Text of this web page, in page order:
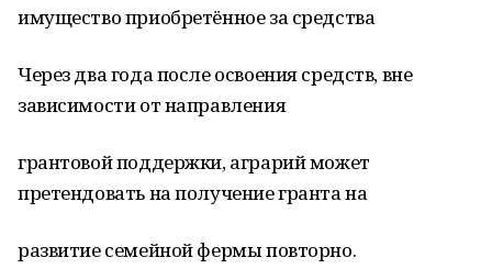
имущество приобретённое за средства
Через два года после освоения средств, вне
зависимости от направления
грантовой поддержки, аграрий может
претендовать на получение гранта на
развитие семейной фермы повторно.